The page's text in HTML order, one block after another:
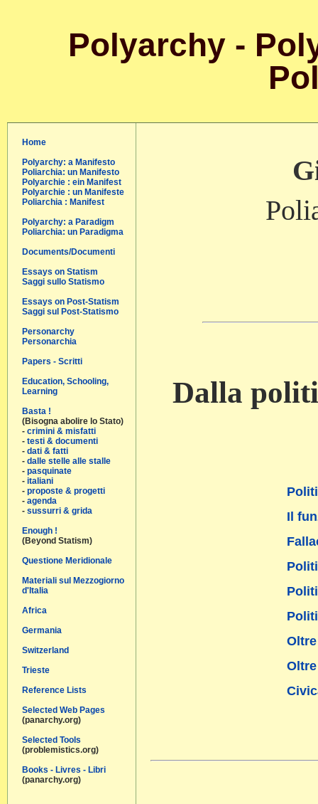
Polyarchy -
Home
Polyarchy: a Manifesto
Poliarchia: un Manifesto
Polyarchie : ein Manifest
Polyarchie : un Manifeste
Poliarchia : Manifest
Polyarchy: a Paradigm
Poliarchia: un Paradigma
Documents/Documenti
Essays on Statism
Saggi sullo Statismo
Essays on Post-Statism
Saggi sul Post-Statismo
Personarchy
Personarchia
Papers - Scritti
Education, Schooling,
Learning
Basta !
(Bisogna abolire lo Stato)
- crimini & misfatti
- testi & documenti
- dati & fatti
- dalle stelle alle stalle
- pasquinate
- italiani
- proposte & progetti
- agenda
- sussurri & grida
Enough !
(Beyond Statism)
Questione Meridionale
Materiali sul Mezzogiorno
d'Italia
Africa
Germania
Switzerland
Trieste
Reference Lists
Selected Web Pages
(panarchy.org)
Selected Tools
(problemistics.org)
Books - Livres - Libri
(panarchy.org)
Dalla
Il